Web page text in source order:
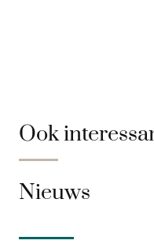
Ook
Nieuws